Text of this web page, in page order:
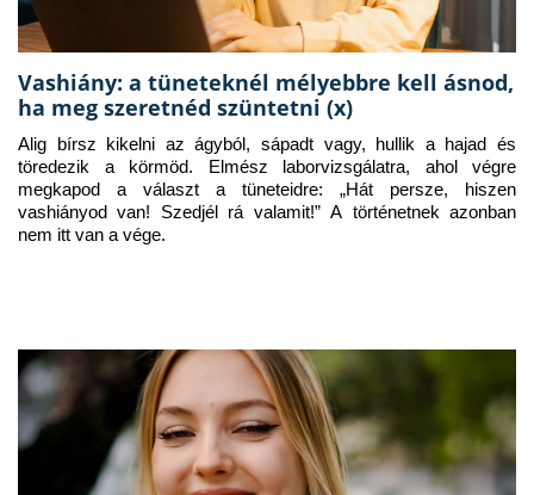
Vashiány: a tüneteknél mélyebbre kell ásnod,
ha meg szeretnéd szüntetni (x)
Alig bírsz kikelni az ágyból, sápadt vagy, hullik a hajad és
töredezik a körmöd. Elmész laborvizsgálatra, ahol végre
megkapod a választ a tüneteidre: „Hát persze, hiszen
vashiányod van! Szedjél rá valamit!” A történetnek azonban
nem itt van a vége.